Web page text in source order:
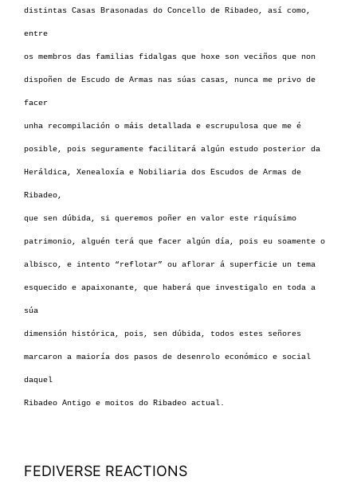
distintas Casas Brasonadas do Concello de Ribadeo, así como,
entre
os membros das familias fidalgas que hoxe son veciños que non
dispoñen de Escudo de Armas nas súas casas, nunca me privo de
facer
unha recompilación o máis detallada e escrupulosa que me é
posible, pois seguramente facilitará algún estudo posterior da
Heráldica, Xenealoxía e Nobiliaria dos Escudos de Armas de
Ribadeo,
que sen dúbida, si queremos poñer en valor este riquísimo
patrimonio, alguén terá que facer algún día, pois eu soamente o
albisco, e intento “reflotar” ou aflorar á superficie un tema
esquecido e apaixonante, que haberá que investigalo en toda a
súa
dimensión histórica, pois, sen dúbida, todos estes señores
marcaron a maioría dos pasos de desenrolo económico e social
daquel
Ribadeo Antigo e moitos do Ribadeo actual.
FEDIVERSE REACTIONS